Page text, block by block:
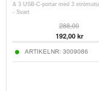
& 3 USB-C-portar med 3
- Svart
288,00
192,00kr
ARTIKELNR: 3009086